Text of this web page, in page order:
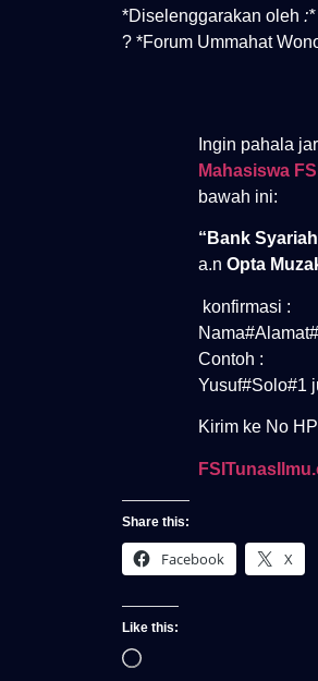
*Diselenggarakan oleh :*
? *Forum Ummahat
Ingin pahala
Mahasiswa
bawah ini:
“Bank
a.n Opta
konfirmasi :
Contoh :
Yusuf#Solo#1
Kirim ke No
Share this:
Facebook X
Like this: